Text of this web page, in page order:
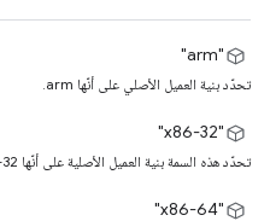
‫"arm"
تحدّد بنية العميل الأصلي على أنّها arm.
‫"x86-32"
تحدّد هذه السمة بنية العميل الأصلية على أنّها x86-32.
"x86-64"